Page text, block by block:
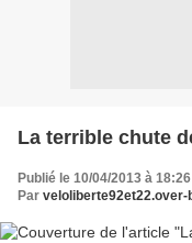
La terrible chute
Publié le 10/04/2013 à 18:26
Par veloliberte92et22.over-